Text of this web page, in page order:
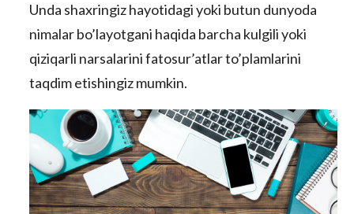
защищены.
Unda shaxringiz hayotidagi yoki butun dunyoda
nimalar bo’layotgani haqida barcha kulgili yoki
qiziqarli narsalarini fatosur’atlar to’plamlarini
taqdim etishingiz mumkin.